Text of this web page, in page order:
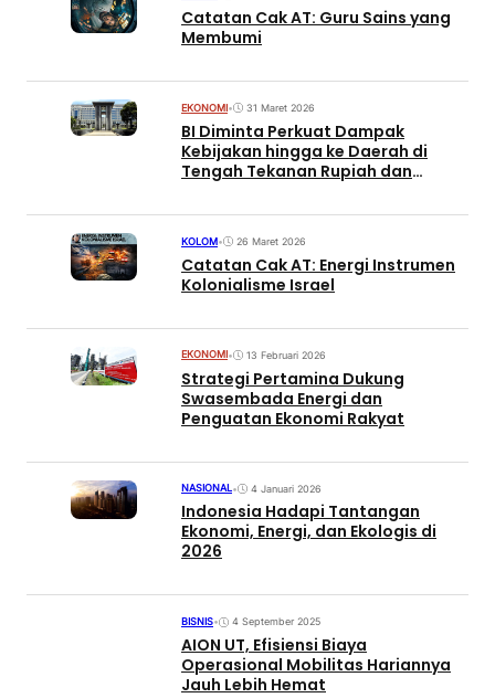
Catatan Cak AT: Guru Sains yang
Membumi
EKONOMI• 31 Maret 2026
BI Diminta Perkuat Dampak
Kebijakan hingga ke Daerah di
Tengah Tekanan Rupiah dan
KOLOM• 26 Maret 2026
Catatan Cak AT: Energi Instrumen
Kolonialisme Israel
EKONOMI • 13 Februari 2026
Strategi Pertamina Dukung
Swasembada Energi dan
Penguatan Ekonomi Rakyat
NASIONAL• 4 Januari 2026
Indonesia Hadapi Tantangan
Ekonomi, Energi, dan Ekologis di
2026
BISNIS• 4 September 2025
AION UT, Efisiensi Biaya
Operasional Mobilitas Hariannya
Jauh Lebih Hemat